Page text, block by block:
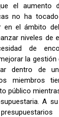
el aumento
no ha
en el ámbito
niveles de
de
la
dentro de
miembros
público
A